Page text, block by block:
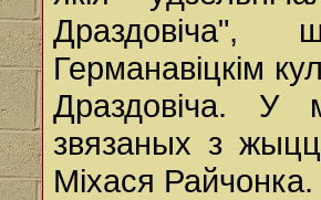
Драздовіча",
Германавіцкім
Драздовіча. У
звязаных з
Міхася Райчонка.